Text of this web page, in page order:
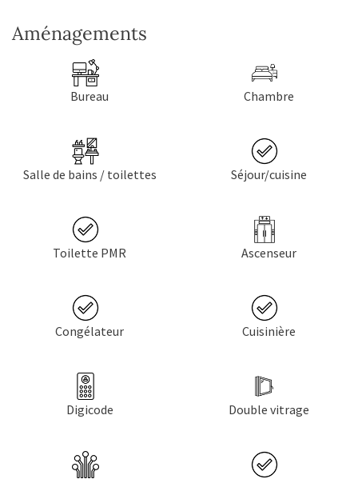
Aménagements
Bureau Chambre
Salle de bains / toilettes Séjour/cuisine
Toilette PMR Ascenseur
Congélateur Cuisinière
Digicode Double vitrage